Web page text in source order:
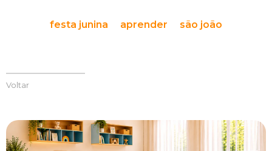
festa junina aprender são joão
Voltar